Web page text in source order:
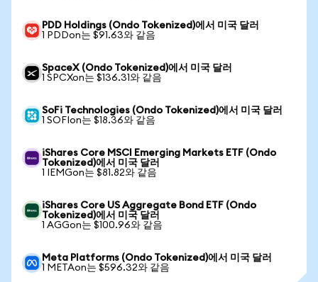
PDD Holdings (Ondo Tokenized)에서 미국 달러
1 PDDon는 $91.63와 같음
SpaceX (Ondo Tokenized)에서 미국 달러
1 SPCXon는 $136.31와 같음
SoFi Technologies (Ondo Tokenized)에서 미국 달러
1 SOFIon는 $18.36와 같음
iShares Core MSCI Emerging Markets ETF (Ondo
Tokenized)에서 미국 달러
1 IEMGon는 $81.82와 같음
iShares Core US Aggregate Bond ETF (Ondo
Tokenized)에서 미국 달러
1 AGGon는 $100.96와 같음
Meta Platforms (Ondo Tokenized)에서 미국 달러
1 METAon는 $596.32와 같음